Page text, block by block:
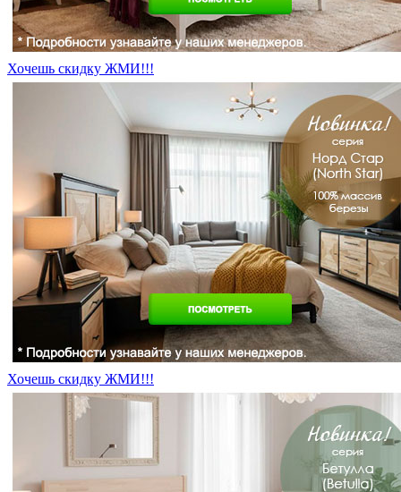
Хочешь скидку ЖМИ!!!
Хочешь скидку ЖМИ!!!